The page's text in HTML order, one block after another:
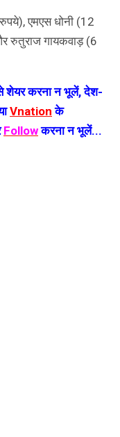
एमएस धोनी (12
रुतुराज गायकवाड़ (6
शेयर करना न भूलें, देश-
Vnation के
Followकरना न भूलें...